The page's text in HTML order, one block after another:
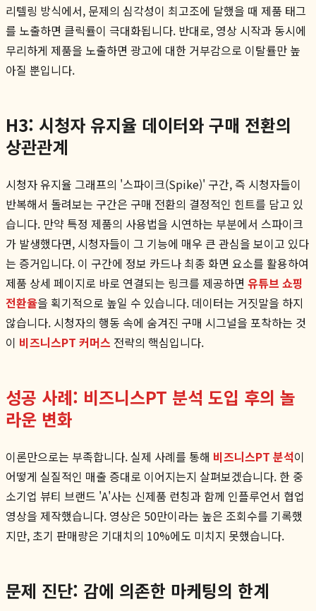
리텔링 방식에서, 문제의 심각성이 최고조에 달했을 때 제품 태그
를 노출하면 클릭률이 극대화됩니다. 반대로, 영상 시작과 동시에
무리하게 제품을 노출하면 광고에 대한 거부감으로 이탈률만 높
아질 뿐입니다.
H3: 시청자 유지율 데이터와 구매 전환의
상관관계
시청자 유지율 그래프의 '스파이크(Spike)' 구간, 즉 시청자들이
반복해서 돌려보는 구간은 구매 전환의 결정적인 힌트를 담고 있
습니다. 만약 특정 제품의 사용법을 시연하는 부분에서 스파이크
가 발생했다면, 시청자들이 그 기능에 매우 큰 관심을 보이고 있다
는 증거입니다. 이 구간에 정보 카드나 최종 화면 요소를 활용하여
제품 상세 페이지로 바로 연결되는 링크를 제공하면 유튜브 쇼핑
전환율을 획기적으로 높일 수 있습니다. 데이터는 거짓말을 하지
않습니다. 시청자의 행동 속에 숨겨진 구매 시그널을 포착하는 것
이 비즈니스PT 커머스 전략의 핵심입니다.
성공 사례: 비즈니스PT 분석 도입 후의 놀
라운 변화
이론만으로는 부족합니다. 실제 사례를 통해 비즈니스PT 분석이
어떻게 실질적인 매출 증대로 이어지는지 살펴보겠습니다. 한 중
소기업 뷰티 브랜드 'A'사는 신제품 런칭과 함께 인플루언서 협업
영상을 제작했습니다. 영상은 50만이라는 높은 조회수를 기록했
지만, 초기 판매량은 기대치의 10%에도 미치지 못했습니다.
문제 진단: 감에 의존한 마케팅의 한계